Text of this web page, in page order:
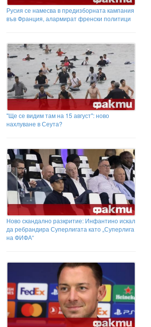
Русия се намесва в предизборната кампания
във Франция, алармират френски политици
"Ще се видим там на 15 август": ново
нахлуване в Сеута?
Ново скандално разкритие: Инфантино искал
да ребрандира Суперлигата като „Суперлига
на ФИФА“